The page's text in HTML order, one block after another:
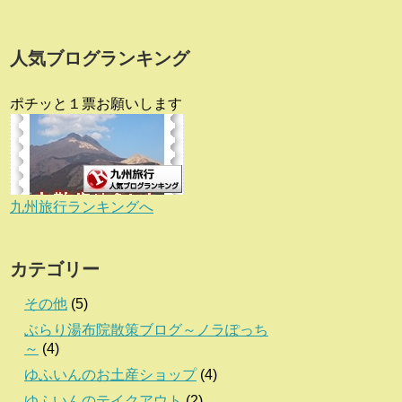
人気ブログランキング
ポチッと１票お願いします
九州旅行ランキングへ
カテゴリー
その他 (5)
ぶらり湯布院散策ブログ～ノラぽっち
～ (4)
ゆふいんのお土産ショップ(4)